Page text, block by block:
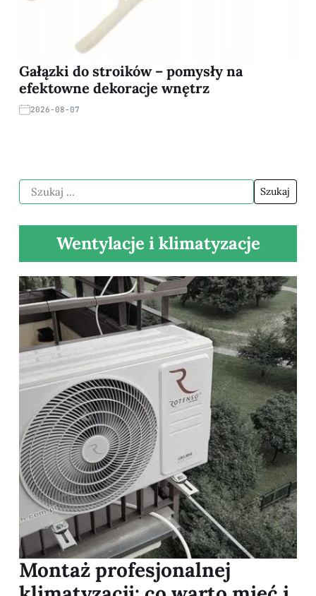
Gałązki do stroików – pomysły na
efektowne dekoracje wnętrz
2026-08-07
Wentylacje i klimatyzacje
Montaż profesjonalnej